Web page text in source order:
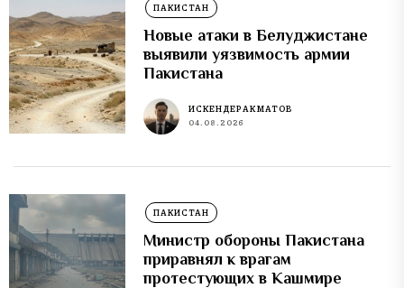
ПАКИСТАН
Новые атаки в Белуджистане
выявили уязвимость армии
Пакистана
ИСКЕНДЕР АКМАТОВ
04.08.2026
ПАКИСТАН
Министр обороны Пакистана
приравнял к врагам
протестующих в Кашмире